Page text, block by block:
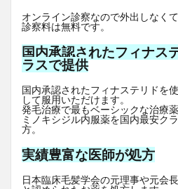
オンライン診察なので外出しなく
診察料は無料です。
国内承認されたフィナス
ラスで提供
国内承認されたフィナステリドを
して服用いただけます。
発毛治療で最もベーシックな治療
ミノキシジル内服薬を国内最安ク
方。
実績豊富な医師が処方
日本臨床毛髪学会の元理事や元会